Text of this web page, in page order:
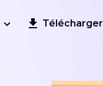
Télécharger